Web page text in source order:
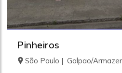
Pinheiros
São Paulo | Galpao/